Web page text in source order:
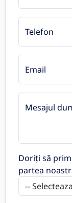
Telefon
Email
Mesajul
Doriți să
partea